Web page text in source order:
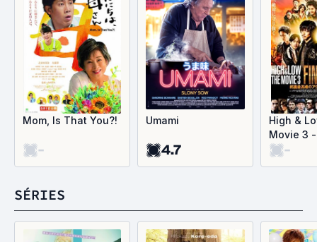
Mom, Is That You?!
-
Umami
4.7
High &
Movie 3
Mission
-
SÉRIES